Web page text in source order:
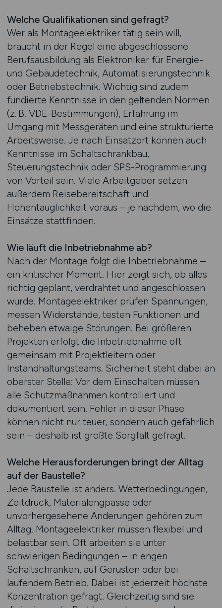
Welche Qualifikationen sind gefragt?
Wer als Montageelektriker tätig sein will,
braucht in der Regel eine abgeschlossene
Berufsausbildung als Elektroniker für Energie-
und Gebäudetechnik, Automatisierungstechnik
oder Betriebstechnik. Wichtig sind zudem
fundierte Kenntnisse in den geltenden Normen
(z. B. VDE-Bestimmungen), Erfahrung im
Umgang mit Messgeräten und eine strukturierte
Arbeitsweise. Je nach Einsatzort können auch
Kenntnisse im Schaltschrankbau,
Steuerungstechnik oder SPS-Programmierung
von Vorteil sein. Viele Arbeitgeber setzen
außerdem Reisebereitschaft und
Höhentauglichkeit voraus – je nachdem, wo die
Einsätze stattfinden.
Wie läuft die Inbetriebnahme ab?
Nach der Montage folgt die Inbetriebnahme –
ein kritischer Moment. Hier zeigt sich, ob alles
richtig geplant, verdrahtet und angeschlossen
wurde. Montageelektriker prüfen Spannungen,
messen Widerstände, testen Funktionen und
beheben etwaige Störungen. Bei größeren
Projekten erfolgt die Inbetriebnahme oft
gemeinsam mit Projektleitern oder
Instandhaltungsteams. Sicherheit steht dabei an
oberster Stelle: Vor dem Einschalten müssen
alle Schutzmaßnahmen kontrolliert und
dokumentiert sein. Fehler in dieser Phase
können nicht nur teuer, sondern auch gefährlich
sein – deshalb ist größte Sorgfalt gefragt.
Welche Herausforderungen bringt der Alltag
auf der Baustelle?
Jede Baustelle ist anders. Wetterbedingungen,
Zeitdruck, Materialengpässe oder
unvorhergesehene Änderungen gehören zum
Alltag. Montageelektriker müssen flexibel und
belastbar sein. Oft arbeiten sie unter
schwierigen Bedingungen – in engen
Schaltschränken, auf Gerüsten oder bei
laufendem Betrieb. Dabei ist jederzeit höchste
Konzentration gefragt. Gleichzeitig sind sie